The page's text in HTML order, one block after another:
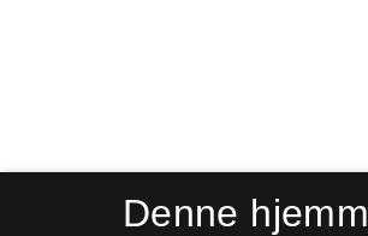
Denne